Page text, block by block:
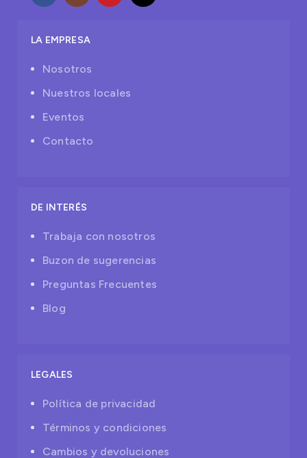
LA EMPRESA
Nosotros
Nuestros locales
Eventos
Contacto
DE INTERÉS
Trabaja con nosotros
Buzon de sugerencias
Preguntas Frecuentes
Blog
LEGALES
Política de privacidad
Términos y condiciones
Cambios y devoluciones